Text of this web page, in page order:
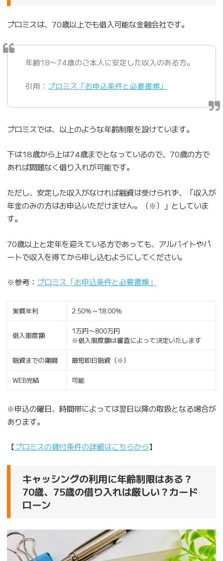
プロミスは、70歳以上でも借入可能な金融会社です。
年齢18〜74歳のご本人に安定した収入のある方。
引用： プロミス「お申込条件と必要書類」
プロミスでは、以上のような年齢制限を設けています。
下は18歳から上は74歳までとなっているので、70歳の方で
あれば問題なく借り入れが可能です。
ただし、安定した収入がなければ融資は受けられず、「収入が
年金のみの方はお申込いただけません。（※）」としていま
す。
70歳以上と定年を迎えている方であっても、アルバイトやパ
ートで収入を得てから申し込むようにしてください。
※参考： プロミス「お申込条件と必要書類」
実質年利 2.50％～18.00％
借入限度額
1万円〜800万円
※借入限度額は審査によって決定いたします
融資までの期間 最短即日融資（※）
WEB完結 可能
※申込の曜日、時間帯によっては翌日以降の取扱となる場合が
あります。
【プロミスの貸付条件の詳細はこちらから】
キャッシングの利用に年齢制限はある？
70歳、75歳の借り入れは厳しい？カード
ローン